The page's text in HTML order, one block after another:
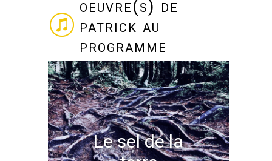
oeuvre(s) de
patrick au
programme
Le sel de la